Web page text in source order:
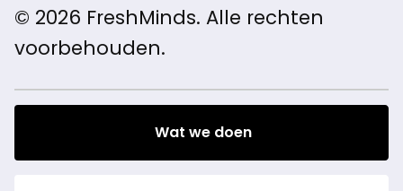
© 2026 FreshMinds. Alle rechten
voorbehouden.
Wat we doen